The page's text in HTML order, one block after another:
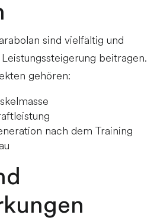
sind vielfältig und
beitragen.
gehören:
nach dem Training